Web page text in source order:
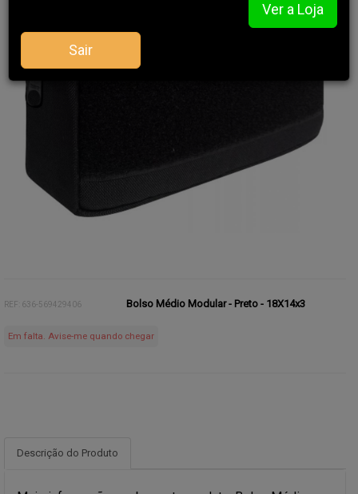
REF: 636-569429406 Bolso Médio Modular - Preto - 18X14x3
Em falta. Avise-me quando chegar
Descrição do Produto
Ver a Loja
Sair